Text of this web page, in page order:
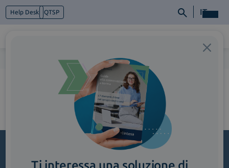
Help Desk QTSP IT
Cosa facciamo
1_CompilaIlForm